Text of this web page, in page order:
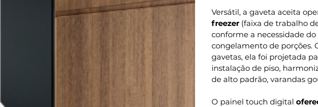
Versátil, a gaveta aceita
freezer(faixa de trabalho
conforme a necessidade
congelamento de porções.
gavetas, ela foi projetada
instalação de piso,
de alto padrão, varandas
O painel touch digital